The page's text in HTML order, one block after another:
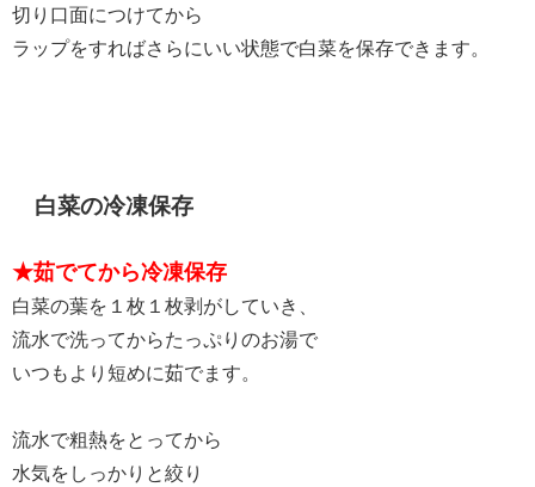
切り口面につけてから
ラップをすればさらにいい状態で白菜を保存できます。
白菜の冷凍保存
★茹でてから冷凍保存
白菜の葉を１枚１枚剥がしていき、
流水で洗ってからたっぷりのお湯で
いつもより短めに茹でます。
流水で粗熱をとってから
水気をしっかりと絞り